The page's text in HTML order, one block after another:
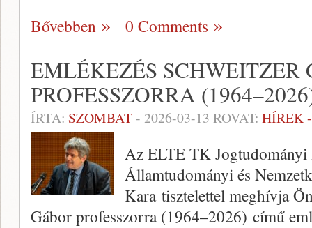
Bővebben 0 Comments
EMLÉKEZÉS SCHWEITZER
PROFESSZORRA
ÍRTA: SZOMBAT- 2026-03-13 ROVAT: HÍREK
Az ELTE TK Jogtudományi
Államtudományi és
Kara tisztelettel meghívja
Gábor professzorra (1964–2026) című